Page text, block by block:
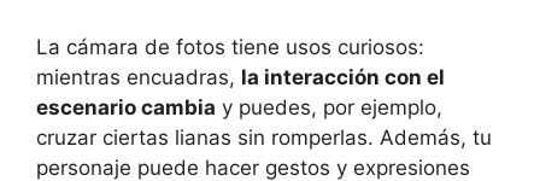
La cámara de fotos tiene usos curiosos:
mientras encuadras, la interacción con el
escenario cambia y puedes, por ejemplo,
cruzar ciertas lianas sin romperlas. Además, tu
personaje puede hacer gestos y expresiones